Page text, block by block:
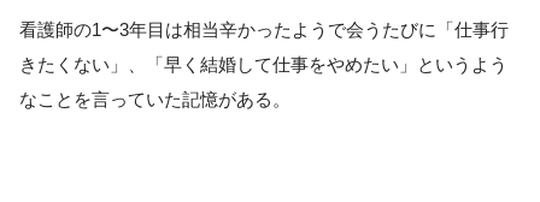
看護師の1〜3年目は相当辛かったようで会うたびに「仕事行
きたくない」、「早く結婚して仕事をやめたい」というよう
なことを言っていた記憶がある。